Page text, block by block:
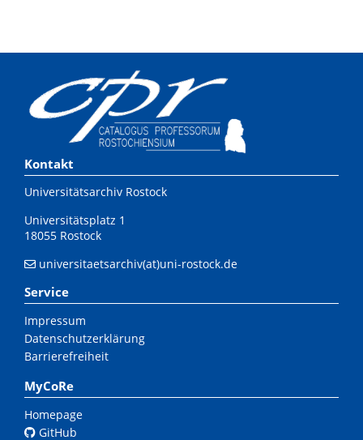
Kontakt
Universitätsarchiv Rostock
Universitätsplatz 1
18055 Rostock
universitaetsarchiv(at)uni-rostock.de
Service
Impressum
Datenschutzerklärung
Barrierefreiheit
MyCoRe
Homepage
GitHub